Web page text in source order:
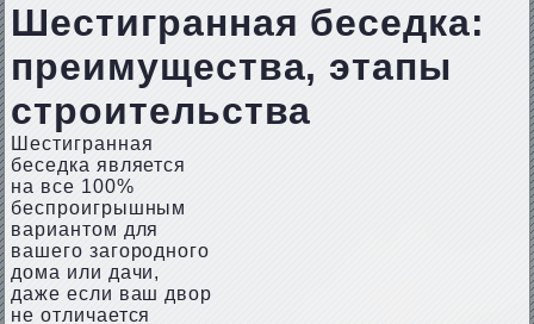
Шестигранная беседка:
преимущества, этапы
строительства
Шестигранная
беседка является
на все 100%
беспроигрышным
вариантом для
вашего загородного
дома или дачи,
даже если ваш двор
не отличается